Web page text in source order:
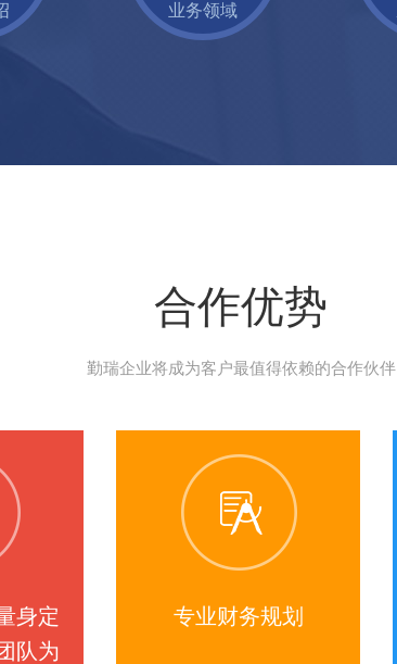
业务领域
合作优势
勤瑞企业将成为客户最值得依赖的合作伙伴
身定
队为
专业财务规划